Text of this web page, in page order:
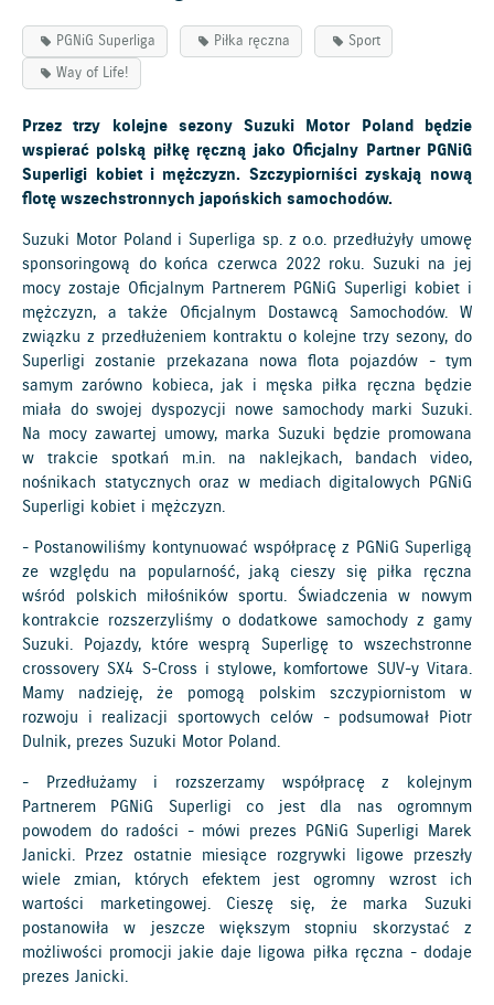
PGNiG Superliga Piłka ręczna
Sport
Way of Life!
Przez trzy kolejne sezony Suzuki Motor Poland będzie
wspierać polską piłkę ręczną jako Oficjalny Partner PGNiG
Superligi kobiet i mężczyzn. Szczypiorniści zyskają nową
flotę wszechstronnych japońskich samochodów.
Suzuki Motor Poland i Superliga sp. z o.o. przedłużyły umowę
sponsoringową do końca czerwca 2022 roku. Suzuki na jej
mocy zostaje Oficjalnym Partnerem PGNiG Superligi kobiet i
mężczyzn, a także Oficjalnym Dostawcą Samochodów. W
związku z przedłużeniem kontraktu o kolejne trzy sezony, do
Superligi zostanie przekazana nowa flota pojazdów - tym
samym zarówno kobieca, jak i męska piłka ręczna będzie
miała do swojej dyspozycji nowe samochody marki Suzuki.
Na mocy zawartej umowy, marka Suzuki będzie promowana
w trakcie spotkań m.in. na naklejkach, bandach video,
nośnikach statycznych oraz w mediach digitalowych PGNiG
Superligi kobiet i mężczyzn.
- Postanowiliśmy kontynuować współpracę z PGNiG Superligą
ze względu na popularność, jaką cieszy się piłka ręczna
wśród polskich miłośników sportu. Świadczenia w nowym
kontrakcie rozszerzyliśmy o dodatkowe samochody z gamy
Suzuki. Pojazdy, które wesprą Superligę to wszechstronne
crossovery SX4 S-Cross i stylowe, komfortowe SUV-y Vitara.
Mamy nadzieję, że pomogą polskim szczypiornistom w
rozwoju i realizacji sportowych celów - podsumował Piotr
Dulnik, prezes Suzuki Motor Poland.
- Przedłużamy i rozszerzamy współpracę z kolejnym
Partnerem PGNiG Superligi co jest dla nas ogromnym
powodem do radości - mówi prezes PGNiG Superligi Marek
Janicki. Przez ostatnie miesiące rozgrywki ligowe przeszły
wiele zmian, których efektem jest ogromny wzrost ich
wartości marketingowej. Cieszę się, że marka Suzuki
postanowiła w jeszcze większym stopniu skorzystać z
możliwości promocji jakie daje ligowa piłka ręczna - dodaje
prezes Janicki.